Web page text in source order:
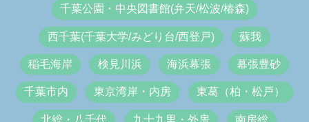
千葉公園・中央図書館(弁天/松波/椿森)
西千葉(千葉大学/みどり台/西登戸) 蘇我
稲毛海岸 検見川浜 海浜幕張 幕張豊砂
千葉市内 東京湾岸・内房 東葛（柏・松戸）
北総・八千代 九十九里・外房 南房総